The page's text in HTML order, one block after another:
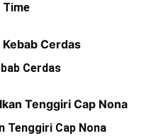
Time
Cerdas
Tenggiri Cap Nona